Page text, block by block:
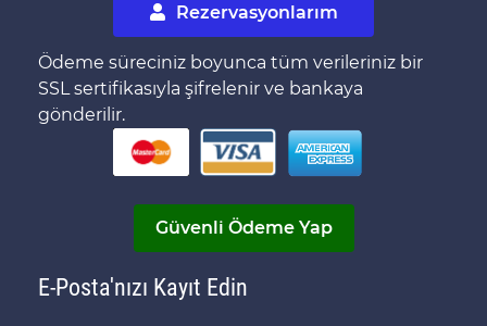
Rezervasyonlarım
Ödeme süreciniz boyunca tüm verileriniz bir
SSL sertifikasıyla şifrelenir ve bankaya
gönderilir.
Güvenli Ödeme Yap
E-Posta'nızı Kayıt Edin